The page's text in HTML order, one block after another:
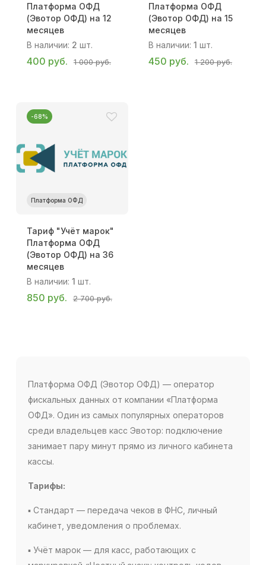
Платформа ОФД
(Эвотор ОФД) на 12
месяцев
В наличии: 2 шт.
400 руб. 1 000 руб.
Платформа ОФД
(Эвотор ОФД) на 15
месяцев
В наличии: 1 шт.
450 руб. 1 200 руб.
-68%
Платформа ОФД
Тариф "Учёт марок"
Платформа ОФД
(Эвотор ОФД) на 36
месяцев
В наличии: 1 шт.
850 руб. 2 700 руб.
Платформа ОФД (Эвотор ОФД) — оператор
фискальных данных от компании «Платформа
ОФД». Один из самых популярных операторов
среди владельцев касс Эвотор: подключение
занимает пару минут прямо из личного кабинета
кассы.
Тарифы:
▪ Стандарт — передача чеков в ФНС, личный
кабинет, уведомления о проблемах.
▪ Учёт марок — для касс, работающих с